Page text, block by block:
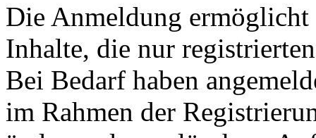
Die Anmeldung
Inhalte, die nur
Bei Bedarf haben
im Rahmen der